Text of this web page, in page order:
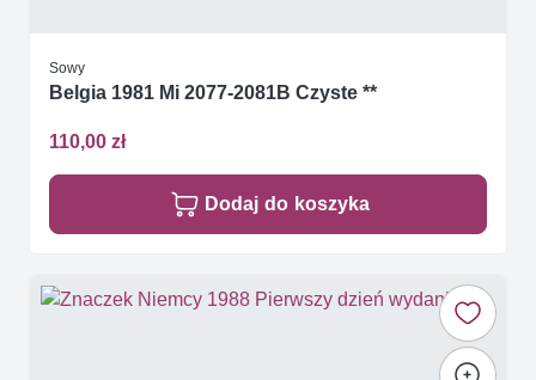
Sowy
Belgia 1981 Mi 2077-2081B Czyste **
110,00 zł
Dodaj do koszyka